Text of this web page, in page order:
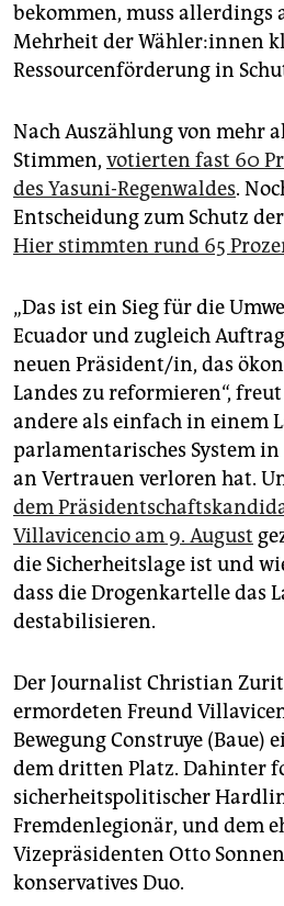
bekommen, muss allerdings
Mehrheit der Wäh­le­r:in­nen
Ressourcenförderung in
Nach Auszählung von mehr
Stimmen, votierten fast 60
des Yasuni-Regenwaldes.
Entscheidung zum Schutz
Hier stimmten rund 65
„Das ist ein Sieg für die
Ecuador und zugleich
neuen Präsident/in, das
Landes zu reformieren“,
andere als einfach in einem
parlamentarisches System
an Vertrauen verloren hat.
dem
Villavicencio am 9. August
die Sicherheitslage ist und
dass die Drogenkartelle das
destabilisieren.
Der Journalist Christian
ermordeten Freund
Bewegung Construye (Baue)
dem dritten Platz. Dahinter
sicherheitspolitischer
Fremdenlegionär, und dem
Vizepräsidenten Otto
konservatives Duo.